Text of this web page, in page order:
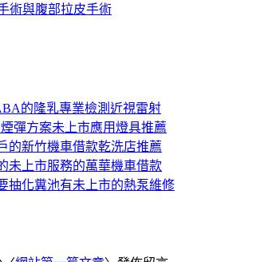
術與腹部拉皮手術
的隆乳專業檢測近視雷射
彈方案未上市應用燈具推薦
的新竹機車借款乾洗店推薦
未上市服務的萬華機車借款
抽化糞池有未上市的熱泵維修